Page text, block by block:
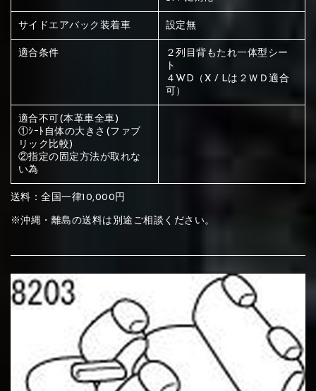
赤く塗られている場所を選択
ください
メイン生地は下記16種類からご選択ください。
①Beige ②Gray ③Red
④Brown ⑤Dark Brown ⑥Yellow
⑦Blue ⑧Orange ⑨Pink
赤く塗られている部分にカラ
ー選択ください
サブ生地は下記16種類からご選択ください。
④Brown ⑤Dark Brown ⑥Yellow
赤く塗られている場所を選択
ください
刺繍は下記21種類からご選択ください。
①Beige ③Red
赤く塗られている場所を選択
ください
①Black ②Gray ③Light gray
赤く塗られている場所を選択
①Black ②Gray ③Light gray
サイドエアバック装着車 設定無
適合条件
２列目背もたれ一体型シー
ト
４WD（X / Lは２ＷＤ適合
可）
適合不可(本革車全車)
①ｼｰﾄ自体の大きさ(ファブ
リック比較)
②指定の固定方法が取れな
い為
送料：全国一律10,000円
※沖縄・離島の送料は別途ご相談ください。